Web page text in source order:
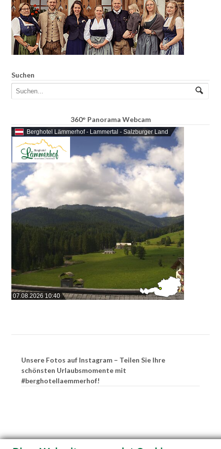
Suchen
360° Panorama Webcam
Berghotel Lämmerhof - Lammertal - Salzburger Land
07.08.2026 10:40
Unsere Fotos auf Instagram – Teilen Sie Ihre
schönsten Urlaubsmomente mit
#berghotellaemmerhof!